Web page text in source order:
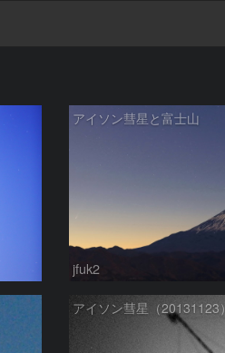
アイソン彗星と富士山
jfuk2
アイソン彗星（20131123）